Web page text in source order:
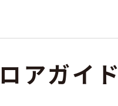
アガイド